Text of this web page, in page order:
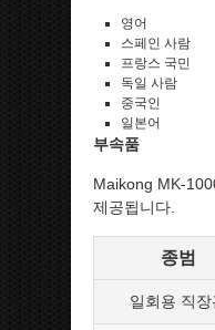
영어
스페인 사람
프랑스 국민
독일 사람
중국인
일본어
부속품
Maikong MK-
제공됩니다.
종범
일회용 직장